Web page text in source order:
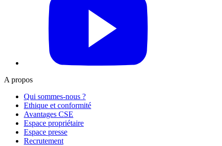
A propos
Qui sommes-nous ?
Ethique et conformité
Avantages CSE
Espace propriétaire
Espace presse
Recrutement